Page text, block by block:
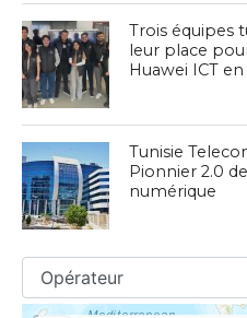
Trois équipes
leur place
Huawei ICT
Tunisie
Pionnier 2.0
numérique